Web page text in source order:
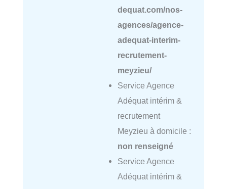
dequat.com/nos-
agences/agence-
adequat-interim-
recrutement-
meyzieu/
Service Agence
Adéquat intérim &
recrutement
Meyzieu à domicile :
non renseigné
Service Agence
Adéquat intérim &